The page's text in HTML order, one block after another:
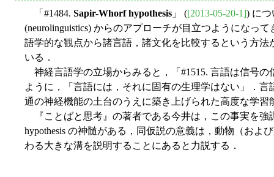
「#1484. Sapir-Whorf hypothesis 」 ([2013-05-20-1]) に
(neurolinguistics) からのアプローチが目立つようになっ
語学的な観点から諸言語，諸文化を比較するという方
いる．
神経言語学の立場からみると，「#1515. 言語は信号の
ように，「言語には，それに固有の生理学はない」．
通の神経機能の土台のうえに築き上げられた高度な学習
『ことばと思考』の著者である今井は，この事実を強
hypothesis の神髄がある，同仮説の意義は，動物（およ
わる大きな溝を説明することにあると力説する．